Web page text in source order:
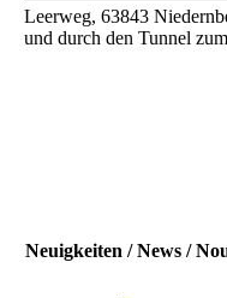
Leerweg, 63843
und durch den Tunnel
Neuigkeiten / News /